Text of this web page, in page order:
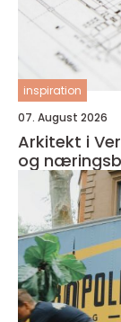
inspiration
07. August 2026
Arkitekt i
og